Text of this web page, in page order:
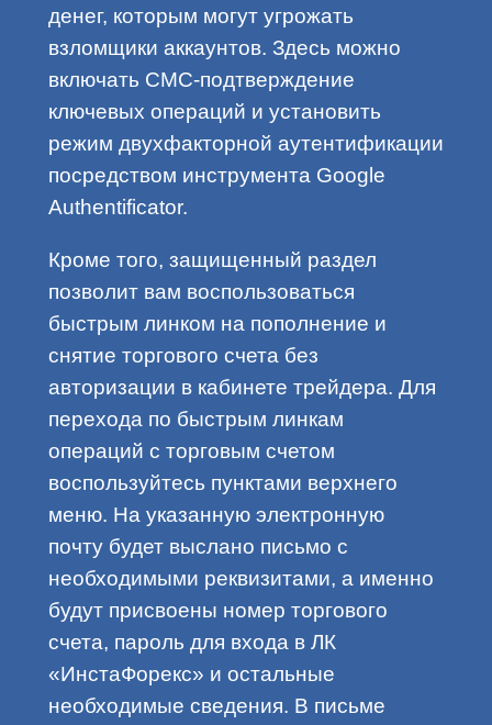
денег, которым могут угрожать
взломщики аккаунтов. Здесь можно
включать СМС-подтверждение
ключевых операций и установить
режим двухфакторной аутентификации
посредством инструмента Google
Authentificator.
Кроме того, защищенный раздел
позволит вам воспользоваться
быстрым линком на пополнение и
снятие торгового счета без
авторизации в кабинете трейдера. Для
перехода по быстрым линкам
операций с торговым счетом
воспользуйтесь пунктами верхнего
меню. На указанную электронную
почту будет выслано письмо с
необходимыми реквизитами, а именно
будут присвоены номер торгового
счета, пароль для входа в ЛК
«ИнстаФорекс» и остальные
необходимые сведения. В письме